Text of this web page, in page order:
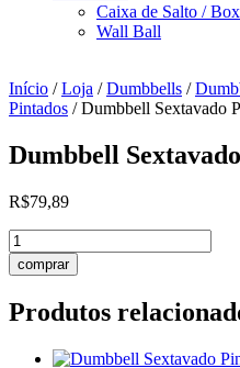
Caixa de Salto /
Wall Ball
Início /Loja /Dumbbells /
Pintados / Dumbbell Sextavado
Dumbbell
R$79,89
Dumbbell
Sextavado
Pintado
kg
comprar
Produtos